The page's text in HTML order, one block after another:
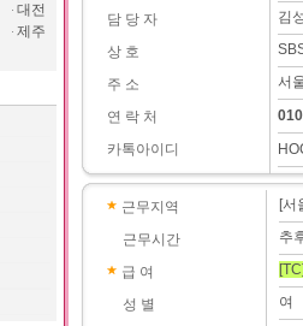
대전
제주
담 당 자
상 호
주 소
연 락 처
카톡아이디
김
서
근무지역
근무시간
급 여
성 별
[서
추
여